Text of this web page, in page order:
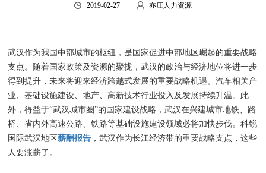
2019-02-27 亦庄人力资源
武汉作为我国中部城市的枢纽，是国家促进中部地区崛起的重要战略
支点。随着国家政策及资源的聚拢，武汉的政治与经济地位将进一步
得到提升，未来将迎来经济跨越式发展的重要战略机遇。汽车相关产
业、基础设施建设、地产、高新技术行业投入及发展持续升温。此
外，得益于“武汉城市圈”的国家建设战略，武汉在兴建城市地铁、路
桥、省内外高速公路、铁路等基础设施建设领域必将加快步伐。科锐
国际武汉地区薪酬报告 ，武汉作为长江经济带的重要战略支点，这些
人要涨薪了。